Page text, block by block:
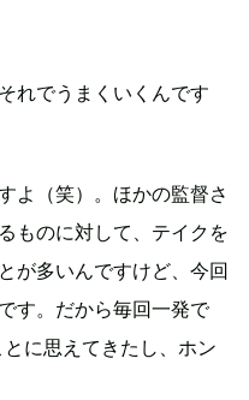
れでうまくいくんです
よ（笑）。ほかの監督さ
ものに対して、テイクを
が多いんですけど、今回
す。だから毎回一発で
に思えてきたし、ホン